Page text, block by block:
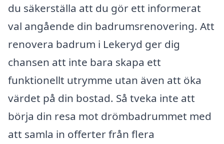
du säkerställa att du gör ett informerat
val angående din badrumsrenovering. Att
renovera badrum i Lekeryd ger dig
chansen att inte bara skapa ett
funktionellt utrymme utan även att öka
värdet på din bostad. Så tveka inte att
börja din resa mot drömbadrummet med
att samla in offerter från flera